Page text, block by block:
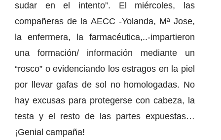
sudar en el intento”. El miércoles, las
compañeras de la AECC -Yolanda, Mª Jose,
la enfermera, la farmacéutica,..-impartieron
una formación/ información mediante un
“rosco” o evidenciando los estragos en la piel
por llevar gafas de sol no homologadas. No
hay excusas para protegerse con cabeza, la
testa y el resto de las partes expuestas…
¡Genial campaña!